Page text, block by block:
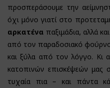
προσπεράσουμε την
όχι μόνο γιατί στο
αρκατένα παξιμάδια, αλλά
από τον παραδοσιακό
και ξύλα από τον λόγγο. Κι
κατοπινών επισκέψεών μας
τυχαία πια – και πάντα